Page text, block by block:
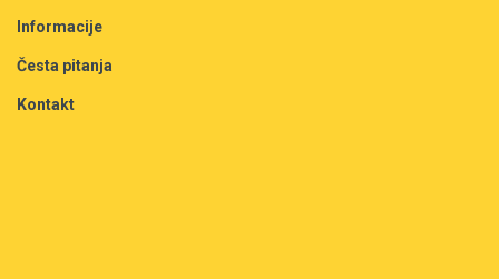
Informacije
Česta pitanja
Kontakt